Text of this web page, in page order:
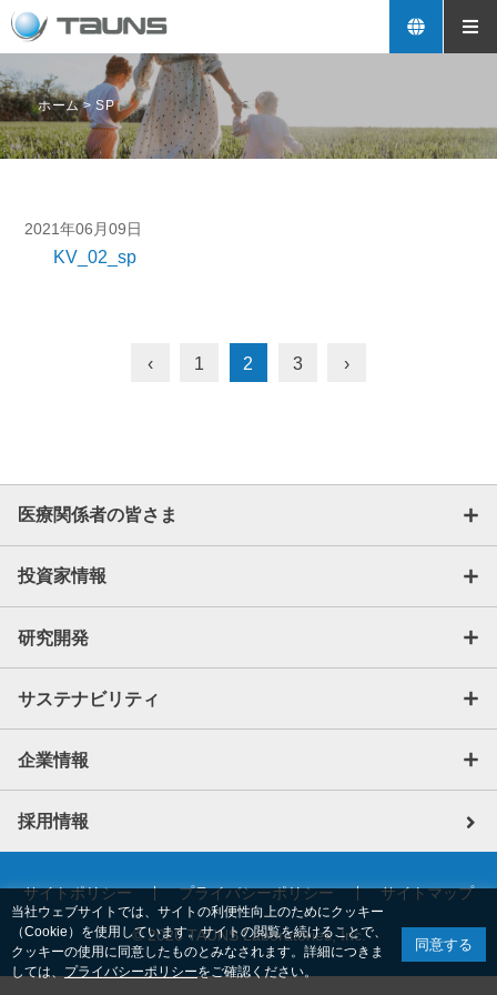
ホーム>SP
2021年06月09日
KV_02_sp
‹ 1 2 3 ›
医療関係者の皆さま
投資家情報
研究開発
サステナビリティ
企業情報
採用情報
サイトポリシー プライバシーポリシー サイトマップ
© 2026 TAUNS Laboratories, Inc.
当社ウェブサイトでは、サイトの利便性向上のためにクッキー
（Cookie）を使用しています。サイトの閲覧を続けることで、
クッキーの使用に同意したものとみなされます。詳細につきま
しては、 プライバシーポリシーをご確認ください。
同意する